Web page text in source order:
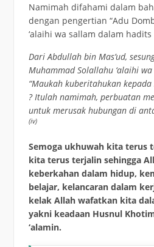
Namimah difahami dalam
dengan pengertian “Adu
‘alaihi wa sallam dalam
Dari Abdullah bin Mas’ud,
Muhammad Solallahu ‘alaihi
“Maukah kuberitahukan
? Itulah namimah, perbuatan
untuk merusak hubungan di
(iv)
Semoga ukhuwah kita terus
kita terus terjalin sehingga
keberkahan dalam hidup,
belajar, kelancaran dalam
kelak Allah wafatkan kita
yakni keadaan Husnul
‘alamin.